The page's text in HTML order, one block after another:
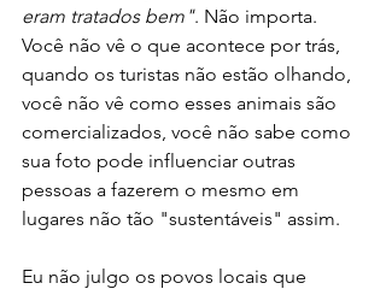
eram tratados bem". Não importa.
Você não vê o que acontece por trás,
quando os turistas não estão olhando,
você não vê como esses animais são
comercializados, você não sabe como
sua foto pode influenciar outras
pessoas a fazerem o mesmo em
lugares não tão "sustentáveis" assim.
Eu não julgo os povos locais que